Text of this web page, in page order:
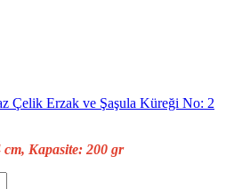
Çelik Erzak ve Şaşula Küreği No: 2
Kapasite: 200 gr